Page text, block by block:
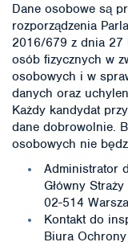
Dane osobowe są
rozporządzenia
2016/679 z dnia 27
osób fizycznych w
osobowych i w
danych oraz
Każdy kandydat
dane dobrowolnie.
osobowych nie
Administrator
Główny
02-514
Kontakt do
Biura